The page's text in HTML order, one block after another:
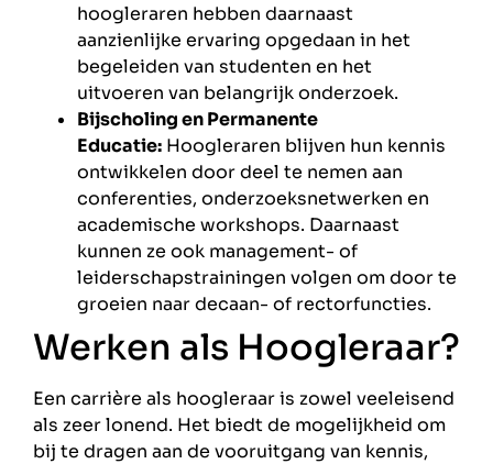
hoogleraren hebben daarnaast
aanzienlijke ervaring opgedaan in het
begeleiden van studenten en het
uitvoeren van belangrijk onderzoek.
Bijscholing en Permanente
Educatie: Hoogleraren blijven hun kennis
ontwikkelen door deel te nemen aan
conferenties, onderzoeksnetwerken en
academische workshops. Daarnaast
kunnen ze ook management- of
leiderschapstrainingen volgen om door te
groeien naar decaan- of rectorfuncties.
Werken als Hoogleraar?
Een carrière als hoogleraar is zowel veeleisend
als zeer lonend. Het biedt de mogelijkheid om
bij te dragen aan de vooruitgang van kennis,